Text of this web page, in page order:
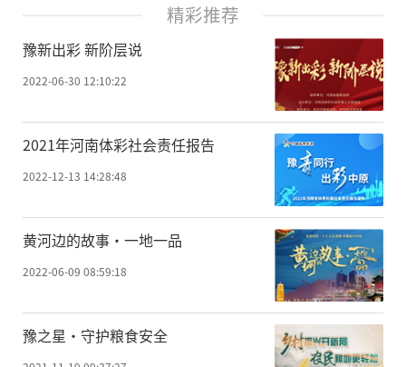
精彩推荐
豫新出彩 新阶层说
2022-06-30 12:10:22
2021年河南体彩社会责任报告
2022-12-13 14:28:48
黄河边的故事·一地一品
2022-06-09 08:59:18
豫之星·守护粮食安全